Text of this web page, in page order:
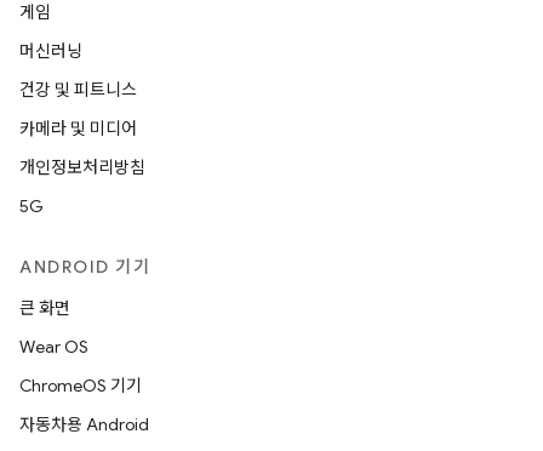
게임
머신러닝
건강 및 피트니스
카메라 및 미디어
개인정보처리방침
5G
ANDROID 기기
큰 화면
Wear OS
ChromeOS 기기
자동차용 Android